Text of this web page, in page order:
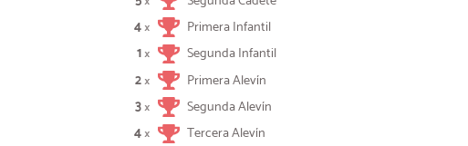
4×
Primera Infantil
1×
Segunda Infantil
2×
Primera Alevín
3×
Segunda Alevín
4×
Tercera Alevín